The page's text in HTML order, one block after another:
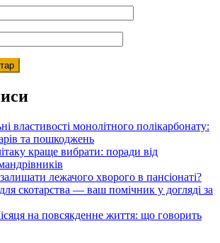
властивості монолітного полікарбонату:
та пошкоджень
краще вибрати: поради від
лежачого хворого в пансіонаті?
скотарства — ваш помічник у догляді за
на повсякденне життя: що говорить